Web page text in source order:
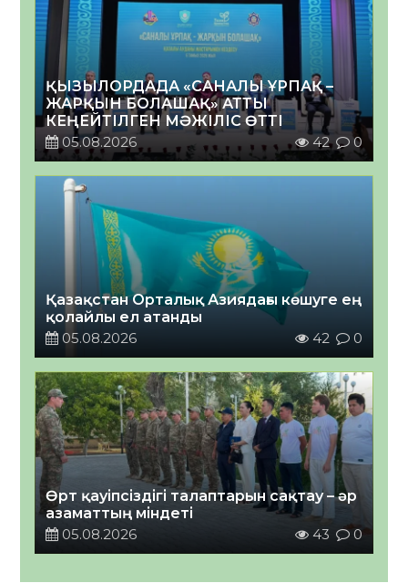
ҚЫЗЫЛОРДАДА «САНАЛЫ ҰРПАҚ –
ЖАРҚЫН БОЛАШАҚ» АТТЫ
КЕҢЕЙТІЛГЕН МӘЖІЛІС ӨТТІ
05.08.2026
42 0
Қазақстан Орталық Азиядағы көшуге ең
қолайлы ел атанды
05.08.2026
42 0
Өрт қауіпсіздігі талаптарын сақтау – әр
азаматтың міндеті
05.08.2026
43 0